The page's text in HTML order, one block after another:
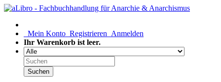
Mein Konto Registrieren Anmelden
Ihr Warenkorb ist leer.
Suchen